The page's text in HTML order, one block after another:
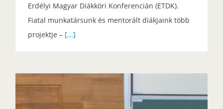
Erdélyi Magyar Diákköri Konferencián (ETDK).
Fiatal munkatársunk és mentorált diákjaink több
projektje – [...]